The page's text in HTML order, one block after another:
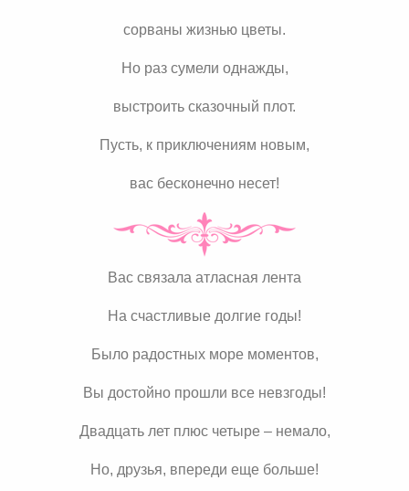
сорваны жизнью цветы.
Но раз сумели однажды,
выстроить сказочный плот.
Пусть, к приключениям новым,
вас бесконечно несет!
Вас связала атласная лента
На счастливые долгие годы!
Было радостных море моментов,
Вы достойно прошли все невзгоды!
Двадцать лет плюс четыре – немало,
Но, друзья, впереди еще больше!